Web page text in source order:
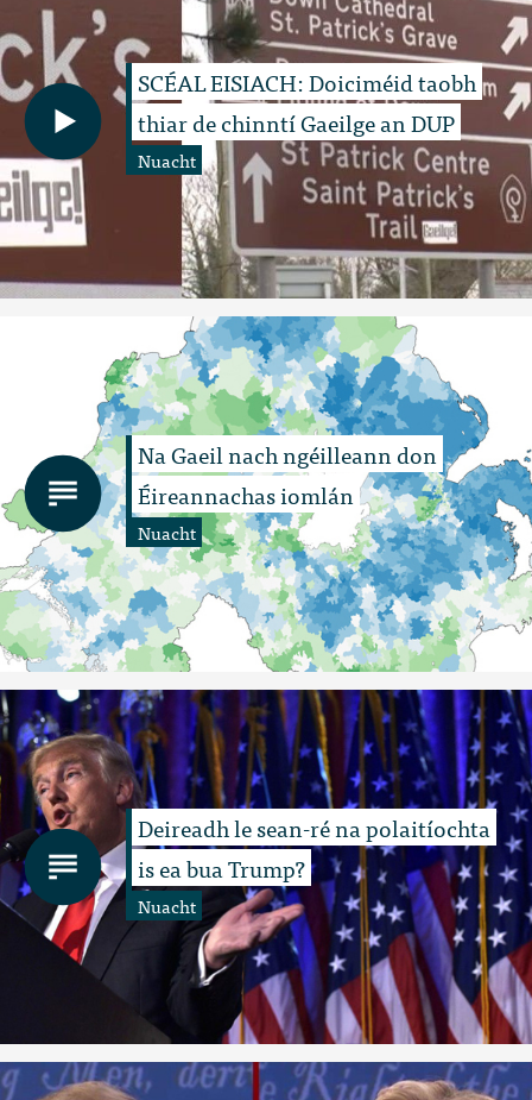
SCÉAL EISIACH: Doiciméid taobh
thiar de chinntí Gaeilge an DUP
Nuacht
Na Gaeil nach ngéilleann don
Éireannachas iomlán
Nuacht
Deireadh le sean-ré na polaitíochta
is ea bua Trump?
Nuacht